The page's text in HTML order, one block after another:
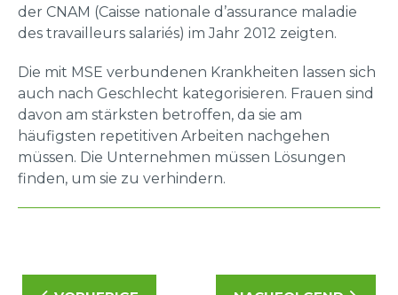
der CNAM (Caisse nationale d’assurance maladie
des travailleurs salariés) im Jahr 2012 zeigten.
Die mit MSE verbundenen Krankheiten lassen sich
auch nach Geschlecht kategorisieren. Frauen sind
davon am stärksten betroffen, da sie am
häufigsten repetitiven Arbeiten nachgehen
müssen. Die Unternehmen müssen Lösungen
finden, um sie zu verhindern.